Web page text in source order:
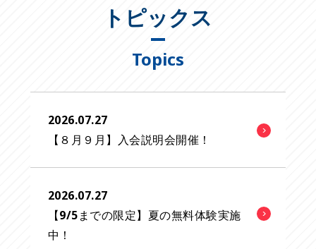
トピックス
Topics
2026.07.27
【８月９月】入会説明会開催！
2026.07.27
【9/5までの限定】夏の無料体験実施
中！